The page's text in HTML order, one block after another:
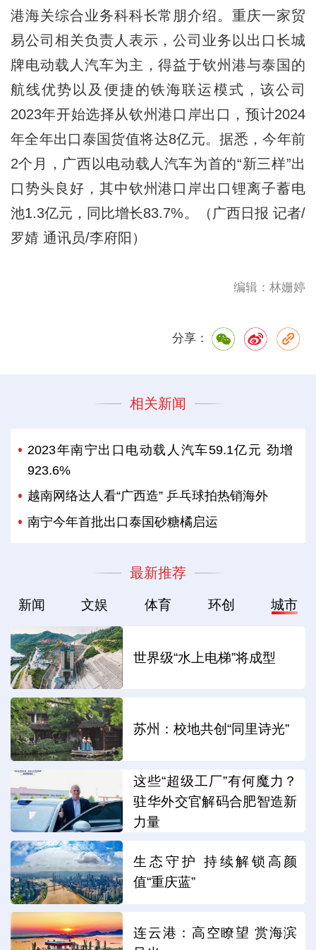
港海关综合业务科科长常朋介绍。重庆一家贸
易公司相关负责人表示，公司业务以出口长城
牌电动载人汽车为主，得益于钦州港与泰国的
航线优势以及便捷的铁海联运模式，该公司
2023年开始选择从钦州港口岸出口，预计2024
年全年出口泰国货值将达8亿元。据悉，今年前
2个月，广西以电动载人汽车为首的“新三样”出
口势头良好，其中钦州港口岸出口锂离子蓄电
池1.3亿元，同比增长83.7%。（广西日报 记者/
罗婧 通讯员/李府阳）
编辑：林姗婷
分享：
相关新闻
2023年南宁出口电动载人汽车59.1亿元 劲增
923.6%
越南网络达人看“广西造” 乒乓球拍热销海外
南宁今年首批出口泰国砂糖橘启运
最新推荐
新闻 文娱 体育 环创 城市
世界级“水上电梯”将成型
苏州：校地共创“同里诗光”
这些“超级工厂”有何魔力？
驻华外交官解码合肥智造新
力量
生态守护 持续解锁高颜
值“重庆蓝”
连云港：高空瞭望 赏海滨